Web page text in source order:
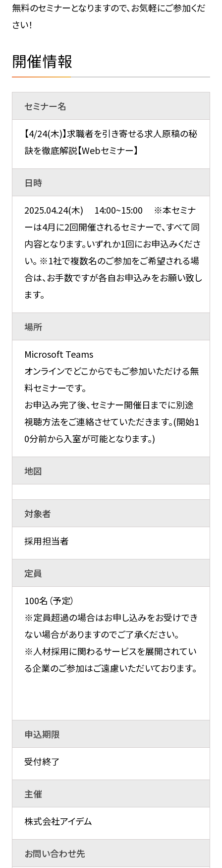
無料のセミナーとなりますので、お気軽にご参加くだ
さい！
開催情報
セミナー名
【4/24(木)】求職者を引き寄せる求人原稿の秘
訣を徹底解説【Webセミナー】
日時
2025.04.24(木) 14:00~15:00 ※本セミナ
ーは4月に2回開催されるセミナーで、すべて同
内容となります。いずれか1回にお申込みくださ
い。 ※1社で複数名のご参加をご希望される場
合は、お手数ですが各自お申込みをお願い致し
ます。
場所
Microsoft Teams
オンラインでどこからでもご参加いただける無
料セミナーです。
お申込み完了後、セミナー開催日までに別途
視聴方法をご連絡させていただきます。(開始1
0分前から入室が可能となります。)
地図
対象者
採用担当者
定員
100名（予定）
※定員超過の場合はお申し込みをお受けでき
ない場合がありますのでご了承ください。
※人材採用に関わるサービスを展開されてい
る企業のご参加はご遠慮いただいております。
申込期限
受付終了
主催
株式会社アイデム
お問い合わせ先